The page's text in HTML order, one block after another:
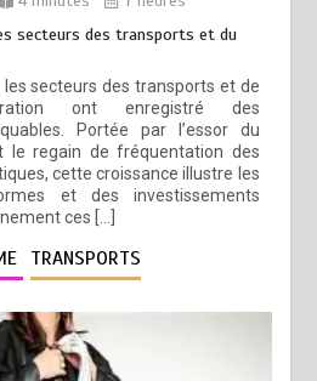
secteurs des transports et du
secteurs des transports et de
ont enregistré des
Portée par l’essor du
le regain de fréquentation des
cette croissance illustre les
et des investissements
ces […]
TRANSPORTS